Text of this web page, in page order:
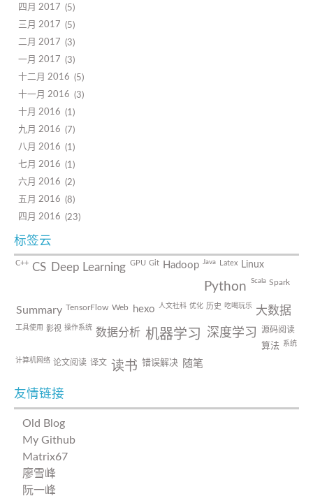
四月 2017 5
三月 2017 5
二月 2017 3
一月 2017 3
十二月 2016 5
十一月 2016 3
十月 2016 1
九月 2016 7
八月 2016 1
七月 2016 1
六月 2016 2
五月 2016 8
四月 2016 23
标签云
C++ CS Deep Learning GPU Git Hadoop Java Latex Linux
Python Scala Spark
Summary TensorFlow Web hexo 人文社科 优化 历史 吃喝玩乐 大数据
工具使用 影视 操作系统 数据分析 机器学习 深度学习 源码阅读
算法 系统
计算机网络 论文阅读 译文 读书 错误解决 随笔
友情链接
Old Blog
My Github
Matrix67
廖雪峰
阮一峰